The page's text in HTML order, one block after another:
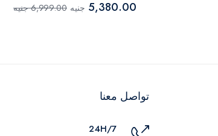
5,380.00 جنيه 6,999.00 جنيه
تواصل معنا
24H/7